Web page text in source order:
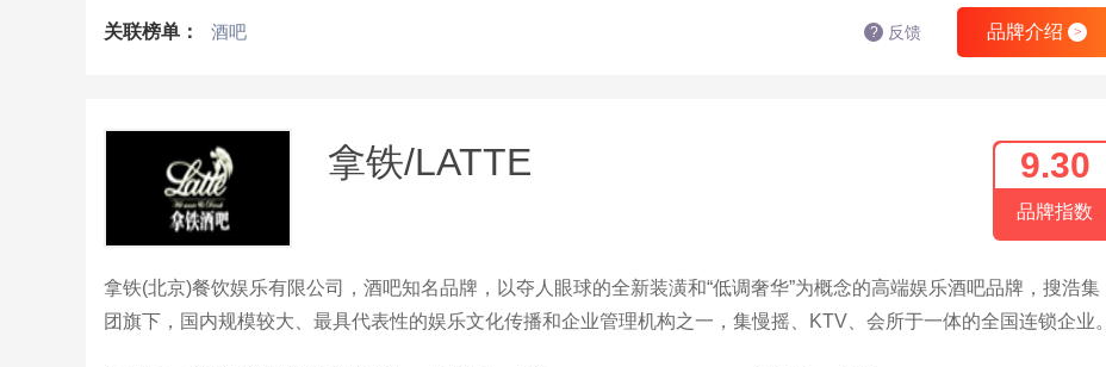
关联榜单： 酒吧 品牌介绍 >
? 反馈
拿铁/LATTE 9.30
品牌指数
拿铁(北京)餐饮娱乐有限公司，酒吧知名品牌，以夺人眼球的全新装潢和“低调奢华”为概念的高端娱乐酒吧品牌，搜浩集
团旗下，国内规模较大、最具代表性的娱乐文化传播和企业管理机构之一，集慢摇、KTV、会所于一体的全国连锁企业。